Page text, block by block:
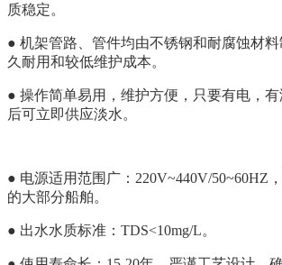
质稳定。
● 机架管路、管件均由不锈钢和耐腐蚀材
久耐用和较低维护成本。
● 操作简单易用，维护方便，只要有电，
后可立即供应淡水。
● 电源适用范围广：220V~440V/50~60HZ
的大部分船舶。
● 出水水质标准：TDS<10mg/L。